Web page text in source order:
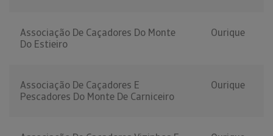
Associação De Caçadores Do Monte
Do Estieiro
Ourique
Associação De Caçadores E
Pescadores Do Monte De Carniceiro
Ourique